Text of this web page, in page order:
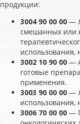
продукции:
3004 90 00 00 —
смешанных или
3002 10 90 00 —
готовые
применения.
3003 90 00 00 —
3006 70 00 00 —